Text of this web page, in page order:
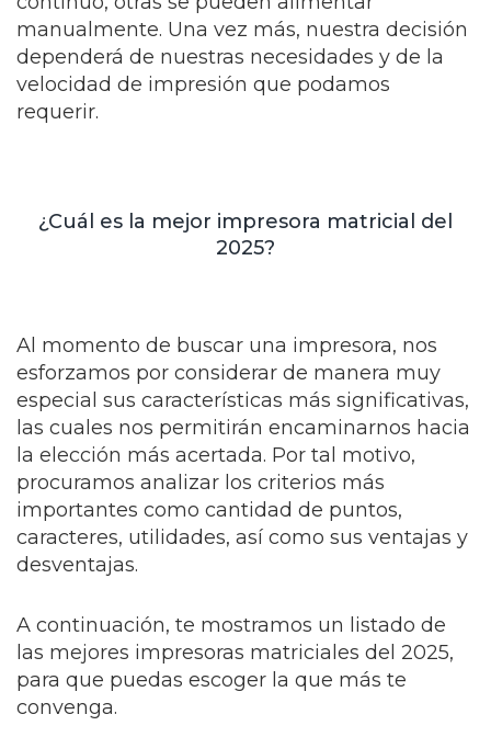
manualmente. Una vez más, nuestra decisión
dependerá de nuestras necesidades y de la
velocidad de impresión que podamos
requerir.
¿Cuál es la mejor impresora matricial del
2025?
Al momento de buscar una impresora, nos
esforzamos por considerar de manera muy
especial sus características más significativas,
las cuales nos permitirán encaminarnos hacia
la elección más acertada. Por tal motivo,
procuramos analizar los criterios más
importantes como cantidad de puntos,
caracteres, utilidades, así como sus ventajas y
desventajas.
A continuación, te mostramos un listado de
las mejores impresoras matriciales del 2025,
para que puedas escoger la que más te
convenga.